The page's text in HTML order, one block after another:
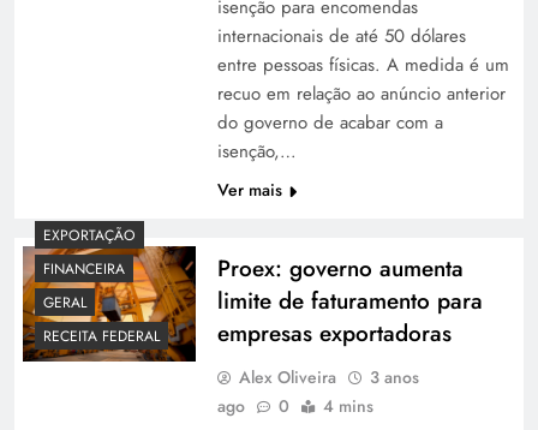
isenção para encomendas
internacionais de até 50 dólares
entre pessoas físicas. A medida é um
recuo em relação ao anúncio anterior
do governo de acabar com a
isenção,…
Ver mais
EXPORTAÇÃO
FINANCEIRA
GERAL
RECEITA FEDERAL
Proex: governo aumenta
limite de faturamento para
empresas exportadoras
Alex Oliveira
3 anos
ago
0 4 mins